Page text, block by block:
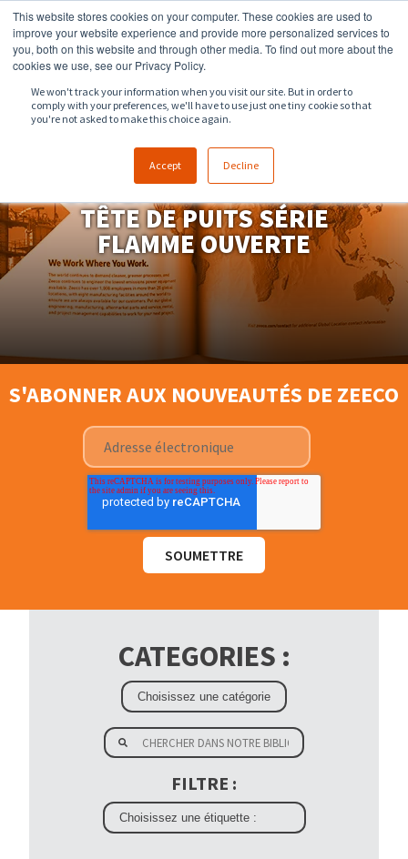
This website stores cookies on your computer. These cookies are used to
improve your website experience and provide more personalized services to
you, both on this website and through other media. To find out more about the
cookies we use, see our Privacy Policy.
We won't track your information when you visit our site. But in order to
comply with your preferences, we'll have to use just one tiny cookie so that
you're not asked to make this choice again.
Accept Decline
918.258.8551 ventes@zeeco.com
SYSTÈME DE TORCHE DE
TÊTE DE PUITS SÉRIE
FLAMME OUVERTE
S'ABONNER AUX NOUVEAUTÉS DE ZEECO
CATEGORIES :
FILTRE :